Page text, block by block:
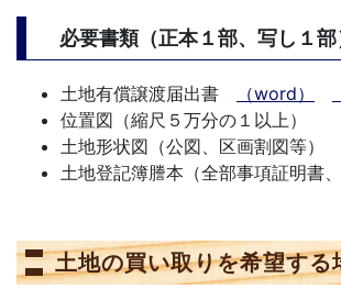
必要書類（正本１部、写し１部
土地有償譲渡届出書 （word）
位置図（縮尺５万分の１以上）
土地形状図（公図、区画割図等）
土地登記簿謄本（全部事項証明書、
土地の買い取りを希望する